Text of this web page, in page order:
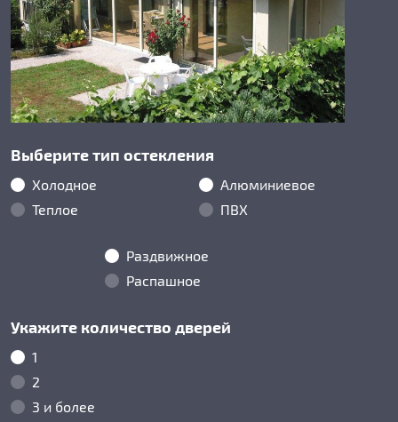
Выберите тип остекления
Холодное
Теплое
Алюминиевое
ПВХ
Раздвижное
Распашное
Укажите количество дверей
1
2
3 и более